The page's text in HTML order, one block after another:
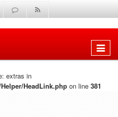
Shfaq
extras in
HeadLink.php on line 381